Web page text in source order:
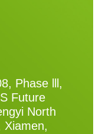
Phase lll,
Future
North
Xiamen,